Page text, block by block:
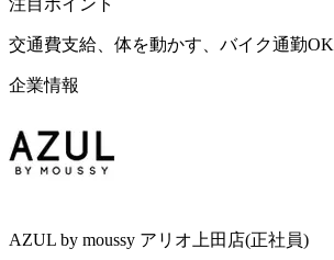
交通費支給、体を動かす、バイク通勤OK
企業情報
AZUL by moussy アリオ上田店(正社員)